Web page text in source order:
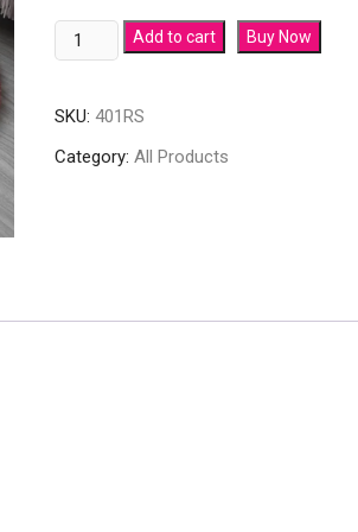
Add to cart Buy Now
SKU: 401RS
Category: All Products